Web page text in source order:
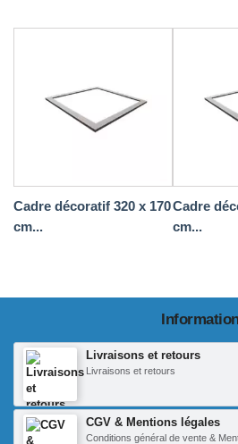
Cadre décoratif 320 x 170
cm...
Cadre
cm...
Livraisons et retours
Livraisons et retours
CGV & Mentions légales
Conditions général de vente &